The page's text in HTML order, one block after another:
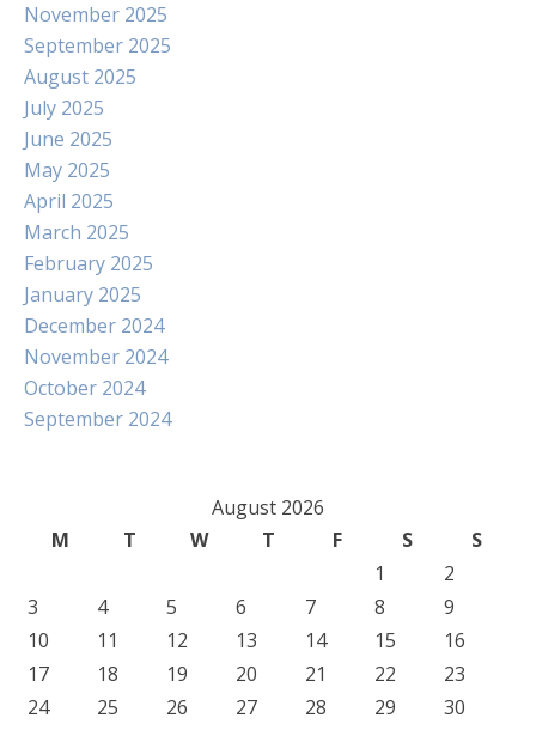
November 2025
September 2025
August 2025
July 2025
June 2025
May 2025
April 2025
March 2025
February 2025
January 2025
December 2024
November 2024
October 2024
September 2024
August 2026
M
T W T F S
S
1
2
3
4 5 6 7 8
9
10
11 12 13 14 15
16
17
18 19 20 21 22
23
24
25 26 27 28 29
30